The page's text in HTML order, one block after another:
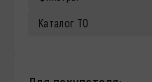
Каталог ТО